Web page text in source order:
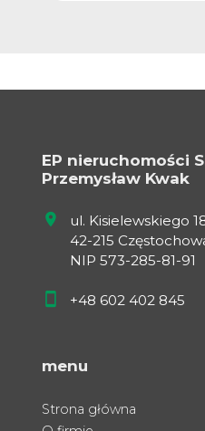
EP nieruchomości
Przemysław Kwak
ul. Kisielewskiego
42-215
NIP 573-285-81-91
+48 602 402 845
menu
Strona główna